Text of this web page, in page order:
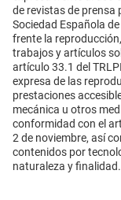
de revistas de prensa
Sociedad Española
frente la
trabajos y artículos
artículo 33.1 del
expresa de las
prestaciones
mecánica u otros
conformidad con el
2 de noviembre, así
contenidos por
naturaleza y finalidad.